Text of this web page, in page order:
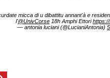
micca di u dibattitu annant'à e
l'@UnivCorse18h Amphi Ettori
— antonia luciani (@LucianiAntonia)